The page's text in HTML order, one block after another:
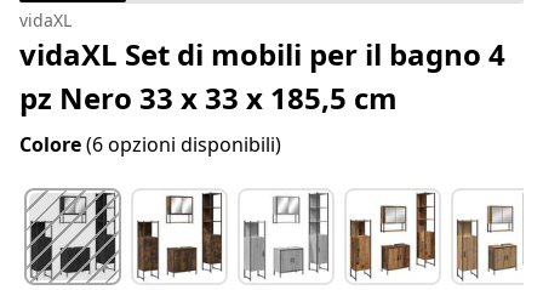
vidaXL
vidaXL Set di mobili per il bagno 4
pz Nero 33 x 33 x 185,5 cm
Colore(6 opzioni disponibili)